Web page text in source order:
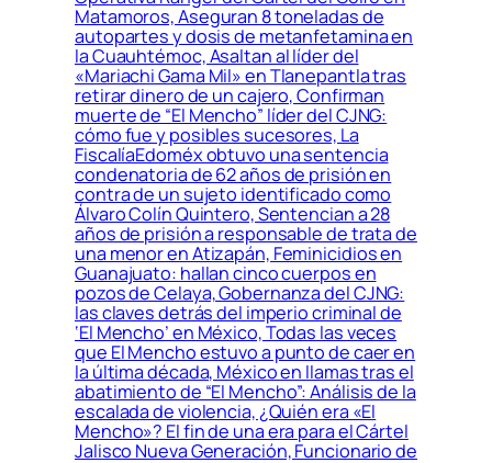
Matamoros, Aseguran 8 toneladas de
autopartes y dosis de metanfetamina en
la Cuauhtémoc, Asaltan al líder del
«Mariachi Gama Mil» en Tlanepantla tras
retirar dinero de un cajero, Confirman
muerte de “El Mencho” líder del CJNG:
cómo fue y posibles sucesores, La
FiscalíaEdoméx obtuvo una sentencia
condenatoria de 62 años de prisión en
contra de un sujeto identificado como
Álvaro Colín Quintero, Sentencian a 28
años de prisión a responsable de trata de
una menor en Atizapán, Feminicidios en
Guanajuato: hallan cinco cuerpos en
pozos de Celaya, Gobernanza del CJNG:
las claves detrás del imperio criminal de
‘El Mencho’ en México, Todas las veces
que El Mencho estuvo a punto de caer en
la última década, México en llamas tras el
abatimiento de “El Mencho”: Análisis de la
escalada de violencia, ¿Quién era «El
Mencho»? El fin de una era para el Cártel
Jalisco Nueva Generación, Funcionario de